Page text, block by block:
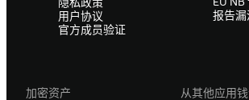
用户协议
官方成员验证
报告漏
加密资产
从其他应用